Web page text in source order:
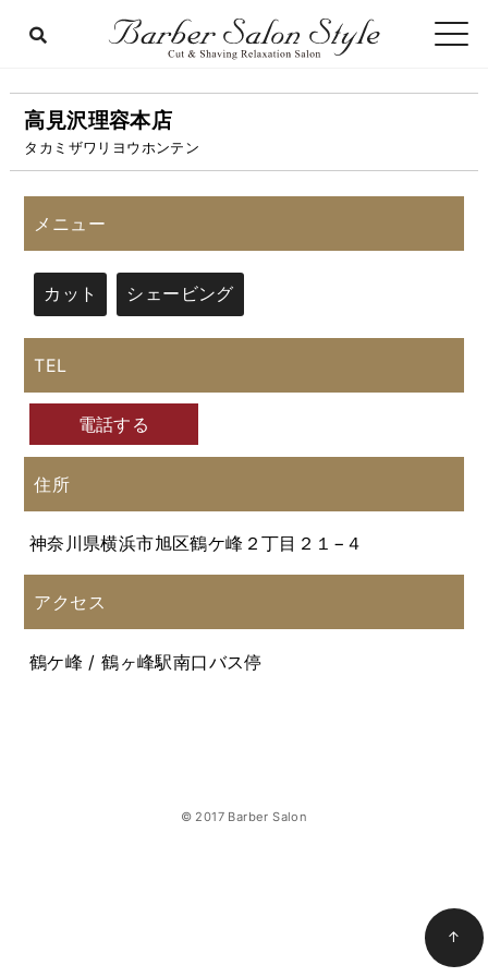
高見沢理容本店
タカミザワリヨウホンテン
メニュー
カット シェービング
TEL
電話する
住所
神奈川県横浜市旭区鶴ケ峰２丁目２１−４
アクセス
鶴ケ峰 / 鶴ヶ峰駅南口バス停
© 2017 Barber Salon
↑